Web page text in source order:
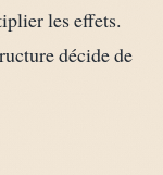
les effets.
décide de